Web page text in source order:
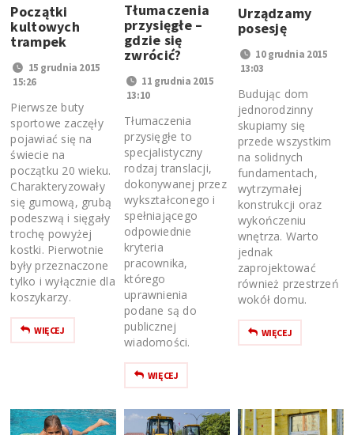
Początki
kultowych
trampek
15 grudnia 2015
15:26
Pierwsze buty
sportowe zaczęły
pojawiać się na
świecie na
początku 20 wieku.
Charakteryzowały
się gumową, grubą
podeszwą i sięgały
trochę powyżej
kostki. Pierwotnie
były przeznaczone
tylko i wyłącznie dla
koszykarzy.
WIĘCEJ
Tłumaczenia
przysięgłe –
gdzie się
zwrócić?
11 grudnia 2015
13:10
Tłumaczenia
przysięgłe to
specjalistyczny
rodzaj translacji,
dokonywanej przez
wykształconego i
spełniającego
odpowiednie
kryteria
pracownika,
którego
uprawnienia
podane są do
publicznej
wiadomości.
WIĘCEJ
Urządzamy
posesję
10 grudnia 2015
13:03
Budując dom
jednorodzinny
skupiamy się
przede wszystkim
na solidnych
fundamentach,
wytrzymałej
konstrukcji oraz
wykończeniu
wnętrza. Warto
jednak
zaprojektować
również przestrzeń
wokół domu.
WIĘCEJ